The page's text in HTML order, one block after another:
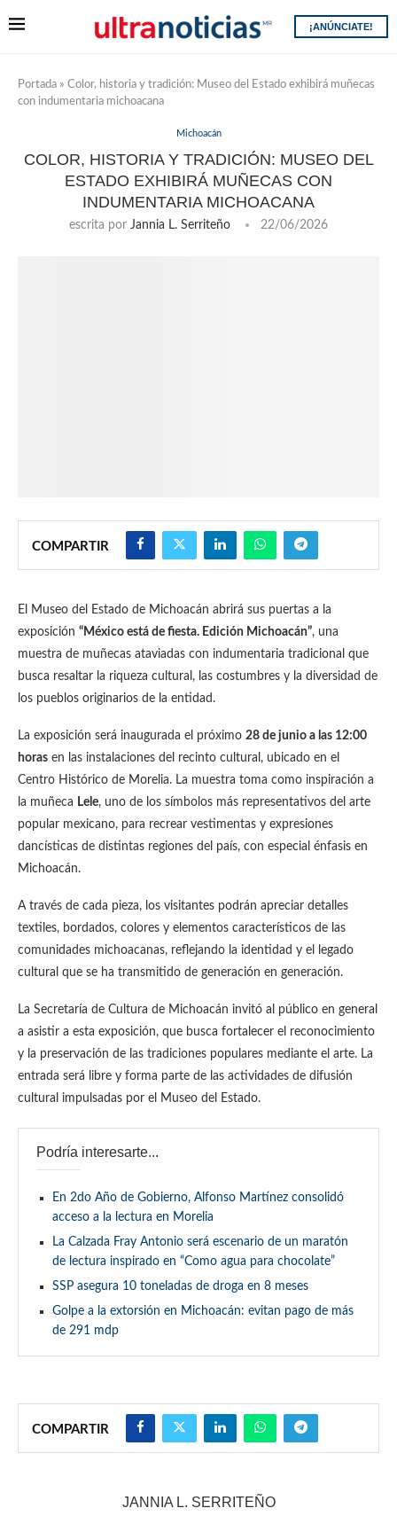
¡ANÚNCIATE!
Portada » Color, historia y tradición: Museo del Estado exhibirá muñecas
con indumentaria michoacana
Michoacán
COLOR, HISTORIA Y TRADICIÓN: MUSEO DEL
ESTADO EXHIBIRÁ MUÑECAS CON
INDUMENTARIA MICHOACANA
escrita por Jannia L. Serriteño 22/06/2026
COMPARTIR
El Museo del Estado de Michoacán abrirá sus puertas a la
exposición “México está de fiesta. Edición Michoacán”, una
muestra de muñecas ataviadas con indumentaria tradicional que
busca resaltar la riqueza cultural, las costumbres y la diversidad de
los pueblos originarios de la entidad.
La exposición será inaugurada el próximo 28 de junio a las 12:00
horas en las instalaciones del recinto cultural, ubicado en el
Centro Histórico de Morelia. La muestra toma como inspiración a
la muñeca Lele, uno de los símbolos más representativos del arte
popular mexicano, para recrear vestimentas y expresiones
dancísticas de distintas regiones del país, con especial énfasis en
Michoacán.
A través de cada pieza, los visitantes podrán apreciar detalles
textiles, bordados, colores y elementos característicos de las
comunidades michoacanas, reflejando la identidad y el legado
cultural que se ha transmitido de generación en generación.
La Secretaría de Cultura de Michoacán invitó al público en general
a asistir a esta exposición, que busca fortalecer el reconocimiento
y la preservación de las tradiciones populares mediante el arte. La
entrada será libre y forma parte de las actividades de difusión
cultural impulsadas por el Museo del Estado.
Podría interesarte...
En 2do Año de Gobierno, Alfonso Martínez consolidó
acceso a la lectura en Morelia
La Calzada Fray Antonio será escenario de un maratón
de lectura inspirado en “Como agua para chocolate”
SSP asegura 10 toneladas de droga en 8 meses
Golpe a la extorsión en Michoacán: evitan pago de más
de 291 mdp
COMPARTIR
JANNIA L. SERRITEÑO